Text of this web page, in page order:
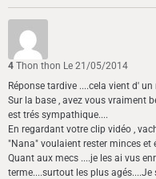
4 Thon thon Le 21/05/2014
Réponse tardive ....cela vient d'
Sur la base , avez vous vraiment
est trés sympathique....
En regardant votre clip vidéo ,
"Nana" voulaient rester minces et
Quant aux mecs ....je les ai vus
terme....surtout les plus